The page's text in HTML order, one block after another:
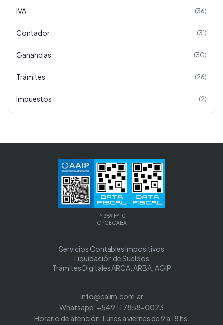
IVA (36)
Contador (31)
Ganancias (30)
Trámites (26)
Impuestos (2)
Tº 359 Fº 10
CPCECABA
Servicios Contables Impositivos
Liquidación de Sueldos
Trámites Digitales ARCA, ARBA, AGIP
info@calim.com.ar
Whatsapp: +54 9 11 7858-0023
Horario de atención: Lunes a viernes de 9 a 18 hs.